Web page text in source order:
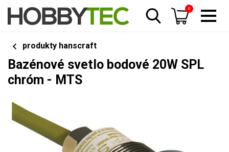
0
produkty hanscraft
Bazénové svetlo bodové 20W SPL
chróm - MTS